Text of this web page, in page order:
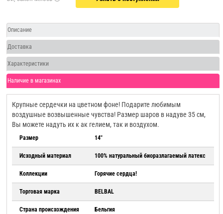
Описание
Доставка
Характеристики
Наличие в магазинах
Крупные сердечки на цветном фоне! Подарите любимым
воздушные возвышенные чувства! Размер шаров в надуве 35 см,
Вы можете надуть их к ак гелием, так и воздухом.
Размер 14"
Исходный материал 100% натуральный биоразлагаемый латекс
Коллекции Горячие сердца!
Торговая марка BELBAL
Страна происхождения Бельгия